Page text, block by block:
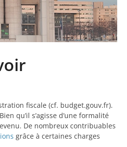
fiscale (cf. budget.gouv.fr).
qu’il s’agisse d’une formalité
De nombreux contribuables
grâce à certaines charges